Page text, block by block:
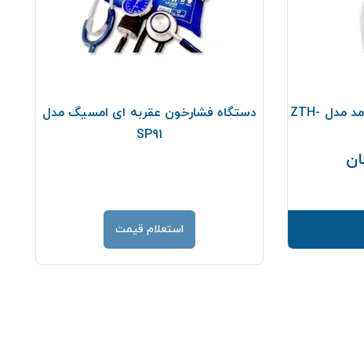
فشارسنج دیواری گرد زنیت مد مدل ZTH-
دستگاه فشارخون عقربه ای امسیگ مدل
SP91
استعلام قیمت